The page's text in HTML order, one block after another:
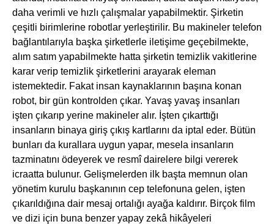
daha verimli ve hızlı çalışmalar yapabilmektir. Şirketin
çeşitli birimlerine robotlar yerleştirilir. Bu makineler telefon
bağlantılarıyla başka şirketlerle iletişime geçebilmekte,
alım satım yapabilmekte hatta şirketin temizlik vakitlerine
karar verip temizlik şirketlerini arayarak eleman
istemektedir. Fakat insan kaynaklarının başına konan
robot, bir gün kontrolden çıkar. Yavaş yavaş insanları
işten çıkarıp yerine makineler alır. İşten çıkarttığı
insanların binaya giriş çıkış kartlarını da iptal eder. Bütün
bunları da kurallara uygun yapar, mesela insanların
tazminatını ödeyerek ve resmî dairelere bilgi vererek
icraatta bulunur. Gelişmelerden ilk başta memnun olan
yönetim kurulu başkanının cep telefonuna gelen, işten
çıkarıldığına dair mesaj ortalığı ayağa kaldırır. Birçok film
ve dizi için buna benzer yapay zekâ hikâyeleri